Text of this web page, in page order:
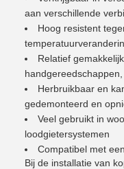
aan verschillende
Hoog resistent
Relatief
Herbruikbaar en
gedemonteerd en
Veel gebruikt in
loodgietersystemen
Compatibel met
Bij de installatie van